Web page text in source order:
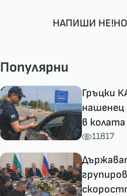
НАПИШИ
Популярни
Гръцки
нашенец
в колата
11817